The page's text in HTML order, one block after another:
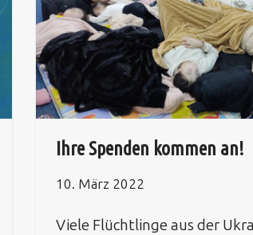
Ihre Spenden kommen an!
10. März 2022
Viele Flüchtlinge aus der